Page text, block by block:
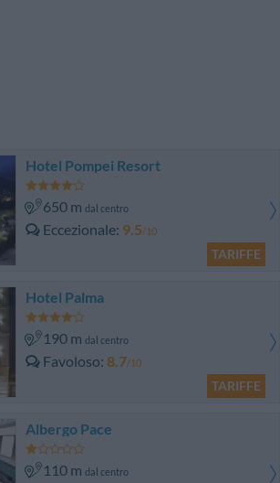
Hotel Pompei Resort
650 m dal centro
Eccezionale 9.5/10
TARIFFE
Hotel Palma
190 m dal centro
Favoloso 8.7/10
TARIFFE
Albergo Pace
110 m dal centro